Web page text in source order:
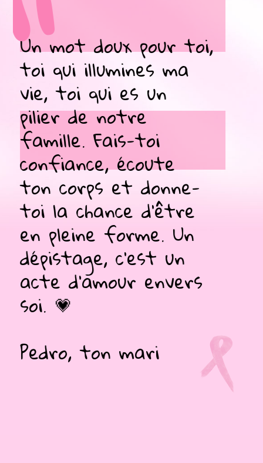
toi, “
Entre femmes, entre
mamans, entre amies…
Nous savons à quel
la vie peut être
trépidante, mais
n'oublions jamais de
prendre un moment
nous. Un petit geste
aujourd’hui pour être
demain. Fais-toi
toi qui es tout pour
Isabelle, ton amie